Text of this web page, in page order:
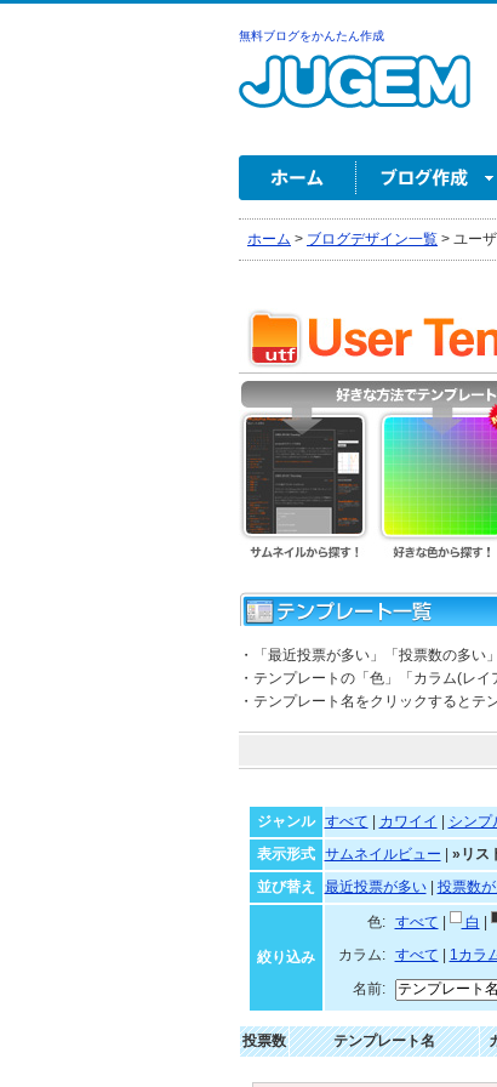
無料ブログをかんたん作成
ホーム > ブログデザイン一覧 > ユー
・「最近投票が多い」「投票数の多い
・テンプレートの「色」「カラム(レ
・テンプレート名をクリックするとテ
ジャンル
すべて カワイイ シンプ
表示形式
サムネイルビュー
»リス
並び替え
最近投票が多い| 投票数
絞り込み
色: すべて 白
カラム:
すべて 1カラ
名前:
投票数 テンプレート名